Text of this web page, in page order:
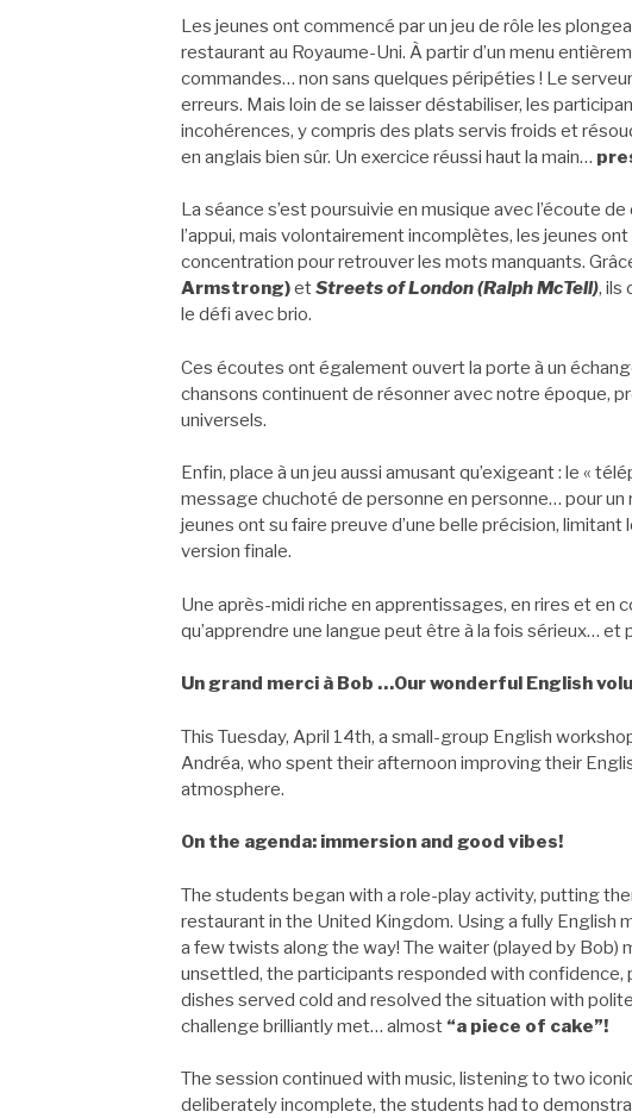
Les jeunes ont commencé par un jeu de rôle les
restaurant au Royaume-Uni. À partir d’un menu
commandes… non sans quelques péripéties ! Le
erreurs. Mais loin de se laisser déstabiliser, les
incohérences, y compris des plats servis froids et
en anglais bien sûr. Un exercice réussi haut la main…
La séance s’est poursuivie en musique avec l’écoute
l’appui, mais volontairement incomplètes, les jeunes
concentration pour retrouver les mots manquants.
Armstrong)etStreets of London(Ralph McTell), ils
le défi avec brio.
Ces écoutes ont également ouvert la porte à un
chansons continuent de résonner avec notre époque,
universels.
Enfin, place à un jeu aussi amusant qu’exigeant : le «
message chuchoté de personne en personne… pour
jeunes ont su faire preuve d’une belle précision,
version finale.
Une après-midi riche en apprentissages, en rires et en
qu’apprendre une langue peut être à la fois sérieux… et
Un grand merci à Bob …Our wonderful English
This Tuesday, April 14th, a small-group English
Andréa, who spent their afternoon improving their
atmosphere.
On the agenda: immersion and good vibes!
The students began with a role-play activity, putting
restaurant in the United Kingdom. Using a fully
a few twists along the way! The waiter (played by Bob)
unsettled, the participants responded with
dishes served cold and resolved the situation with
challenge brilliantly met… almost “a piece of cake”!
The session continued with music, listening to two
deliberately incomplete, the students had to